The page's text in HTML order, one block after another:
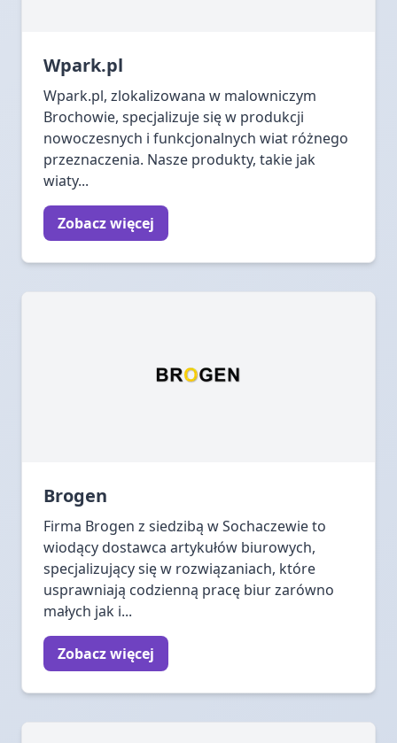
Wpark.pl
Wpark.pl, zlokalizowana w malowniczym
Brochowie, specjalizuje się w produkcji
nowoczesnych i funkcjonalnych wiat różnego
przeznaczenia. Nasze produkty, takie jak
wiaty...
Zobacz więcej
Brogen
Firma Brogen z siedzibą w Sochaczewie to
wiodący dostawca artykułów biurowych,
specjalizujący się w rozwiązaniach, które
usprawniają codzienną pracę biur zarówno
małych jak i...
Zobacz więcej